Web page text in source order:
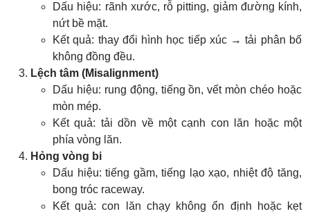
Dấu hiệu: rãnh xước, rỗ pitting, giảm đường kính,
nứt bề mặt.
Kết quả: thay đổi hình học tiếp xúc → tải phân bố
không đồng đều.
Lệch tâm (Misalignment)
Dấu hiệu: rung động, tiếng ồn, vết mòn chéo hoặc
mòn mép.
Kết quả: tải dồn về một cạnh con lăn hoặc một
phía vòng lăn.
Hỏng vòng bi
Dấu hiệu: tiếng gầm, tiếng lạo xạo, nhiệt độ tăng,
bong tróc raceway.
Kết quả: con lăn chạy không ổn định hoặc kẹt